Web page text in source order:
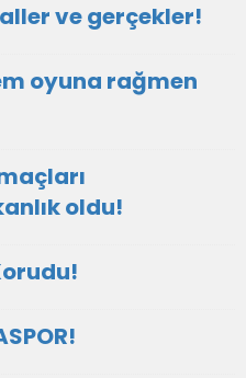
ve gerçekler!
oyuna rağmen
oldu!